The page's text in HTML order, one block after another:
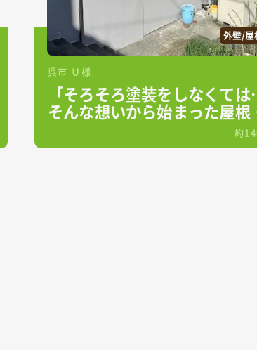
外壁/屋
呉市 Ｕ様
「そろそろ塗装をしなくて
そんな想いから始まった屋根
約